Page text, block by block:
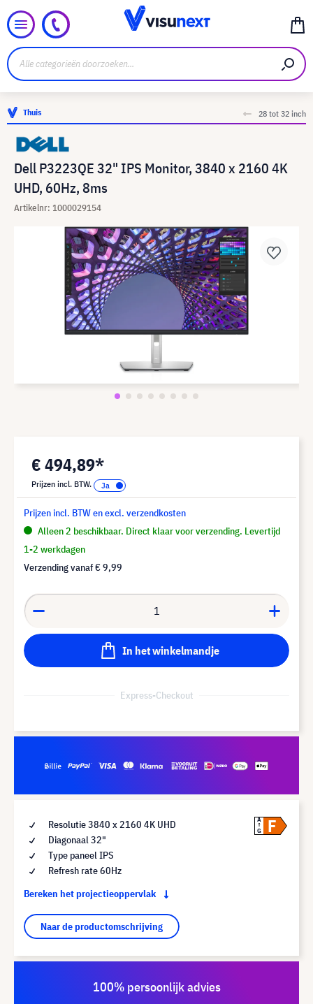
Thuis 28 tot 32 inch
Dell P3223QE 32" IPS Monitor, 3840 x 2160 4K
UHD, 60Hz, 8ms
Artikelnr: 1000029154
€ 494,89*
Prijzen incl. BTW.
Prijzen incl. BTW en excl. verzendkosten
Alleen 2 beschikbaar. Direct klaar voor verzending. Levertijd
1-2 werkdagen
Verzending vanaf€ 9,99
In het winkelmandje
Express-Checkout
Resolutie 3840 x 2160 4K UHD
Diagonaal 32"
Type paneel IPS
Refresh rate 60Hz
Bereken het projectieoppervlak
Naar de productomschrijving
A
G
F
100% persoonlijk advies